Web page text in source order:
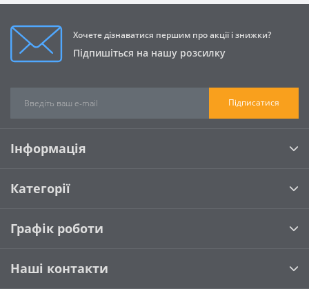
Хочете дізнаватися першим про акції і знижки?
Підпишіться на нашу розсилку
Підписатися
Інформація
Категорії
Графік роботи
Наші контакти